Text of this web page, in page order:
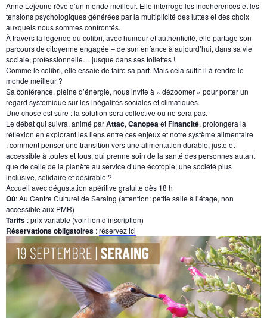
Anne Lejeune rêve d’un monde meilleur. Elle interroge les incohérences et les
tensions psychologiques générées par la multiplicité des luttes et des choix
auxquels nous sommes confrontés.
À travers la légende du colibri, avec humour et authenticité, elle partage son
parcours de citoyenne engagée – de son enfance à aujourd’hui, dans sa vie
sociale, professionnelle… jusque dans ses toilettes !
Comme le colibri, elle essaie de faire sa part. Mais cela suffit-il à rendre le
monde meilleur ?
Sa conférence, pleine d’énergie, nous invite à « dézoomer » pour porter un
regard systémique sur les inégalités sociales et climatiques.
Une chose est sûre : la solution sera collective ou ne sera pas.
Le débat qui suivra, animé parAttac, CanopeaetFinancité, prolongera la
réflexion en explorant les liens entre ces enjeux et notre système alimentaire
: comment penser une transition vers une alimentation durable, juste et
accessible à toutes et tous, qui prenne soin de la santé des personnes autant
que de celle de la planète au service d’une écotopie, une société plus
inclusive, solidaire et désirable ?
Accueil avec dégustation apéritive gratuite dès 18 h
Où: Au Centre Culturel de Seraing (attention: petite salle à l’étage, non
accessible aux PMR)
Tarifs : prix variable (voir lien d’inscription)
Réservations obligatoires :réservez ici